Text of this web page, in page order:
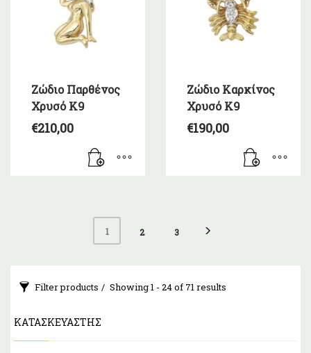
Ζώδιο Παρθένος
Χρυσό Κ9
€210,00
Ζώδιο Καρκίνος
Χρυσό Κ9
€190,00
1 2 3
Filter products Showing 1 - 24 of 71 results
ΚΑΤΑΣΚΕΥΑΣΤΉΣ